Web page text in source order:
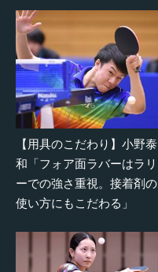
【用具のこだわり】小野泰
和「フォア面ラバーはラリ
ーでの強さ重視。接着剤の
使い方にもこだわる」